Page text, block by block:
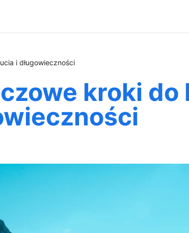
i długowieczności
kroki do